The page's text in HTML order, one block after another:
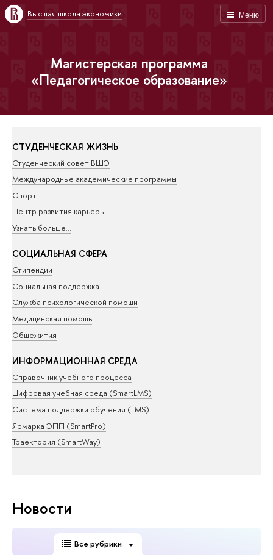
Меню
Высшая школа экономики
Магистерская программа
«Педагогическое образование»
СТУДЕНЧЕСКАЯ ЖИЗНЬ
Студенческий совет ВШЭ
Международные академические программы
Спорт
Центр развития карьеры
Узнать больше…
СОЦИАЛЬНАЯ СФЕРА
Стипендии
Социальная поддержка
Служба психологической помощи
Медицинская помощь
Общежития
ИНФОРМАЦИОННАЯ СРЕДА
Справочник учебного процесса
Цифровая учебная среда (SmartLMS)
Система поддержки обучения (LMS)
Ярмарка ЭПП (SmartPro)
Траектория (SmartWay)
Новости
Все рубрики